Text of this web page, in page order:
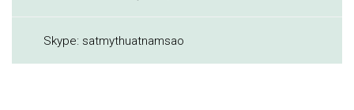
Skype: satmythuatnamsao